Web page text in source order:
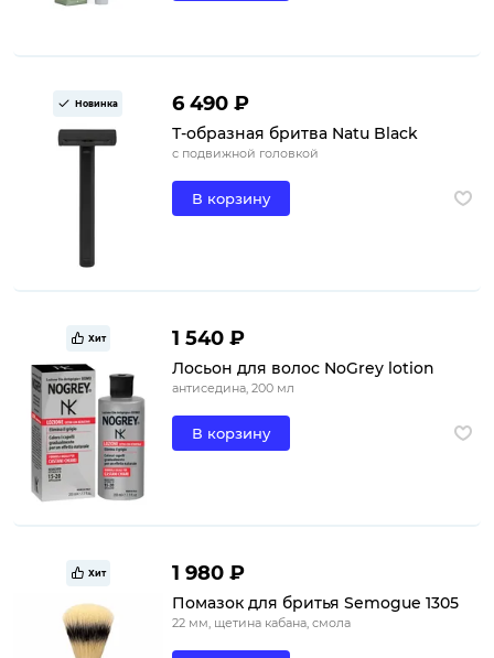
Новинка 6 490 ₽
Т-образная бритва Natu Black
с подвижной головкой
В корзину
Хит 1 540 ₽
Лосьон для волос NoGrey lotion
антиседина, 200 мл
В корзину
Хит 1 980 ₽
Помазок для бритья Semogue 1305
22 мм, щетина кабана, смола